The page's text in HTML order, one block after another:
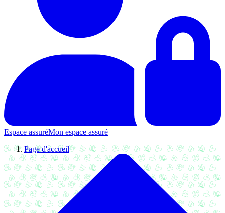
Espace assuréMon espace assuré
Page d'accueil